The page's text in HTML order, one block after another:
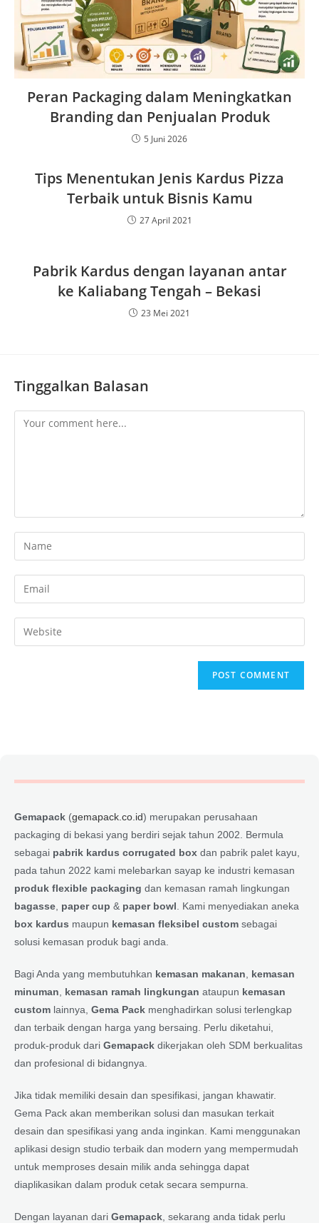
Peran Packaging dalam Meningkatkan
Branding dan Penjualan Produk
5 Juni 2026
Tips Menentukan Jenis Kardus Pizza
Terbaik untuk Bisnis Kamu
27 April 2021
Pabrik Kardus dengan layanan antar
ke Kaliabang Tengah – Bekasi
23 Mei 2021
Tinggalkan Balasan
Gemapack (gemapack.co.id) merupakan perusahaan
packaging di bekasi yang berdiri sejak tahun 2002. Bermula
sebagai pabrik kardus corrugated box dan pabrik palet kayu,
pada tahun 2022 kami melebarkan sayap ke industri kemasan
produk flexible packaging dan kemasan ramah lingkungan
bagasse paper cup & paper bowl . Kami menyediakan aneka
box kardus maupun kemasan fleksibel custom sebagai
solusi kemasan produk bagi anda.
Bagi Anda yang membutuhkan kemasan makanan
kemasan
minuman
kemasan ramah lingkungan ataupun kemasan
custom lainnya, Gema Pack menghadirkan solusi terlengkap
dan terbaik dengan harga yang bersaing. Perlu diketahui,
produk-produk dari Gemapack dikerjakan oleh SDM berkualitas
dan profesional di bidangnya.
Jika tidak memiliki desain dan spesifikasi, jangan khawatir.
Gema Pack akan memberikan solusi dan masukan terkait
desain dan spesifikasi yang anda inginkan. Kami menggunakan
aplikasi design studio terbaik dan modern yang mempermudah
untuk memproses desain milik anda sehingga dapat
diaplikasikan dalam produk cetak secara sempurna.
Dengan layanan dari Gemapack , sekarang anda tidak perlu